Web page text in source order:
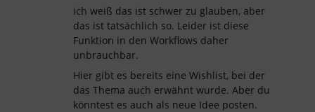
ich weiß das ist schwer zu glauben, aber
das ist tatsächlich so. Leider ist diese
Funktion in den Workflows daher
unbrauchbar.
Hier gibt es bereits eine Wishlist, bei der
das Thema auch erwähnt wurde. Aber du
könntest es auch als neue Idee posten.